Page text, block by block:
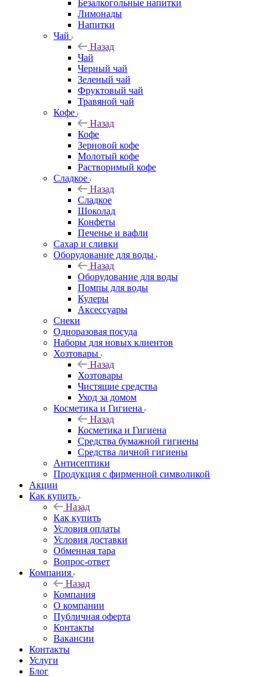
Безалкогольные напитки
Лимонады
Напитки
Чай
Назад
Чай
Черный чай
Зеленый чай
Фруктовый чай
Травяной чай
Кофе
Назад
Кофе
Зерновой кофе
Молотый кофе
Растворимый кофе
Сладкое
Назад
Сладкое
Шоколад
Конфеты
Печенье и вафли
Сахар и сливки
Оборудование для воды
Назад
Оборудование для воды
Помпы для воды
Кулеры
Аксессуары
Снеки
Одноразовая посуда
Наборы для новых клиентов
Хозтовары
Назад
Хозтовары
Чистящие средства
Уход за домом
Косметика и Гигиена
Назад
Косметика и Гигиена
Средства бумажной гигиены
Средства личной гигиены
Антисептики
Продукция с фирменной символикой
Акции
Как купить
Назад
Как купить
Условия оплаты
Условия доставки
Обменная тара
Вопрос-ответ
Компания
Назад
Компания
О компании
Публичная оферта
Контакты
Вакансии
Контакты
Услуги
Блог